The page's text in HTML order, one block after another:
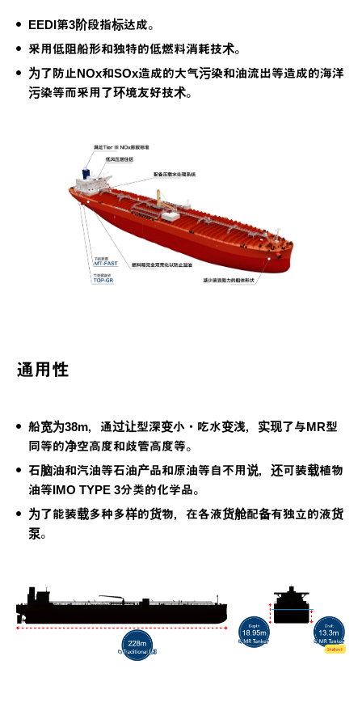
EEDI第3阶段指标达成。
采用低阻船形和独特的低燃料消耗技术。
为了防止NOx和SOx造成的大气污染和油流出等造成的海洋
污染等而采用了环境友好技术。
M
T
通用性
船宽为38m，通过让型深变小・吃水变浅，实现了与MR型
同等的净空高度和歧管高度等。
石脑油和汽油等石油产品和原油等自不用说，还可装载植物
油等IMO TYPE 3分类的化学品。
为了能装载多种多样的货物，在各液货舱配备有独立的液货
泵。